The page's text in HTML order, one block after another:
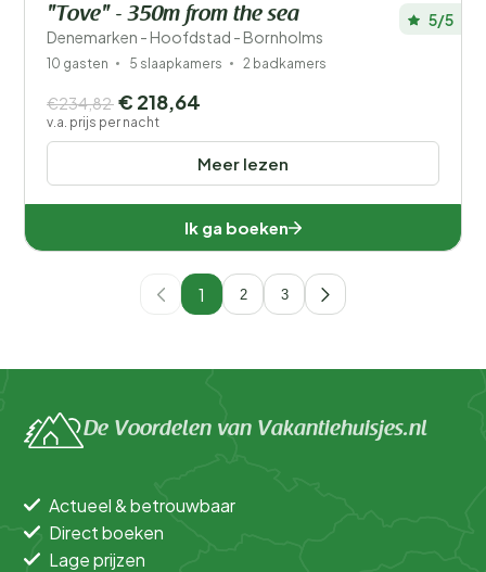
"Tove" - 350m from the sea
Denemarken - Hoofdstad - Bornholms
5/5
10 gasten 5 slaapkamers 2 badkamers
Meer lezen
€234,82 € 218,64
v.a. prijs per nacht
Ik ga boeken
1 2 3
De Voordelen van Vakantiehuisjes.nl
Actueel & betrouwbaar
Direct boeken
Lage prijzen